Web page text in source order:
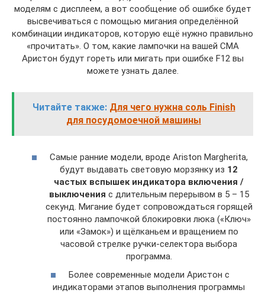
моделям с дисплеем, а вот сообщение об ошибке будет
высвечиваться с помощью мигания определённой
комбинации индикаторов, которую ещё нужно правильно
«прочитать». О том, какие лампочки на вашей СМА
Аристон будут гореть или мигать при ошибке F12 вы
можете узнать далее.
Читайте также: Для чего нужна соль Finish
для посудомоечной машины
Самые ранние модели, вроде Ariston Margherita,
будут выдавать световую морзянку из 12
частых вспышек индикатора включения /
выключения с длительным перерывом в 5 – 15
секунд. Мигание будет сопровождаться горящей
постоянно лампочкой блокировки люка («Ключ»
или «Замок») и щёлканьем и вращением по
часовой стрелке ручки-селектора выбора
программа.
Более современные модели Аристон с
индикаторами этапов выполнения программы